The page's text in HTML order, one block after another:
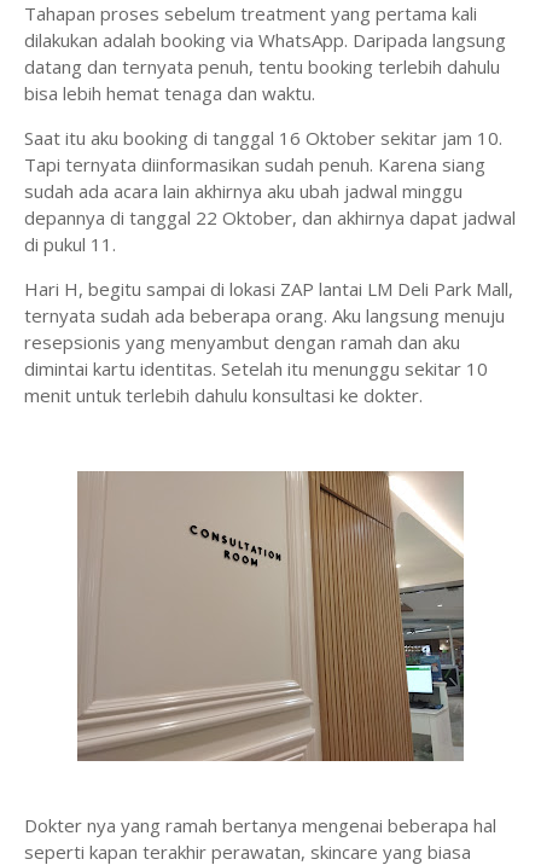
Tahapan proses sebelum treatment yang pertama kali
dilakukan adalah booking via WhatsApp. Daripada langsung
datang dan ternyata penuh, tentu booking terlebih dahulu
bisa lebih hemat tenaga dan waktu.
Saat itu aku booking di tanggal 16 Oktober sekitar jam 10.
Tapi ternyata diinformasikan sudah penuh. Karena siang
sudah ada acara lain akhirnya aku ubah jadwal minggu
depannya di tanggal 22 Oktober, dan akhirnya dapat jadwal
di pukul 11.
Hari H, begitu sampai di lokasi ZAP lantai LM Deli Park Mall,
ternyata sudah ada beberapa orang. Aku langsung menuju
resepsionis yang menyambut dengan ramah dan aku
dimintai kartu identitas. Setelah itu menunggu sekitar 10
menit untuk terlebih dahulu konsultasi ke dokter.
Dokter nya yang ramah bertanya mengenai beberapa hal
seperti kapan terakhir perawatan, skincare yang biasa